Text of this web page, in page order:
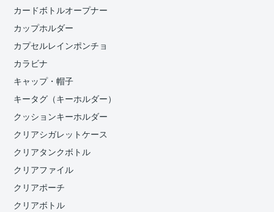
カードボトルオープナー
カップホルダー
カプセルレインポンチョ
カラビナ
キャップ・帽子
キータグ（キーホルダー）
クッションキーホルダー
クリアシガレットケース
クリアタンクボトル
クリアファイル
クリアポーチ
クリアボトル